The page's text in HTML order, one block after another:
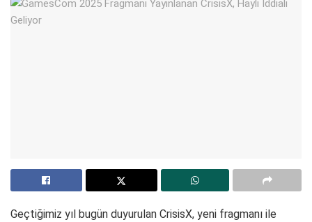
Geçtiğimiz yıl bugün duyurulan CrisisX, yeni fragmanı ile